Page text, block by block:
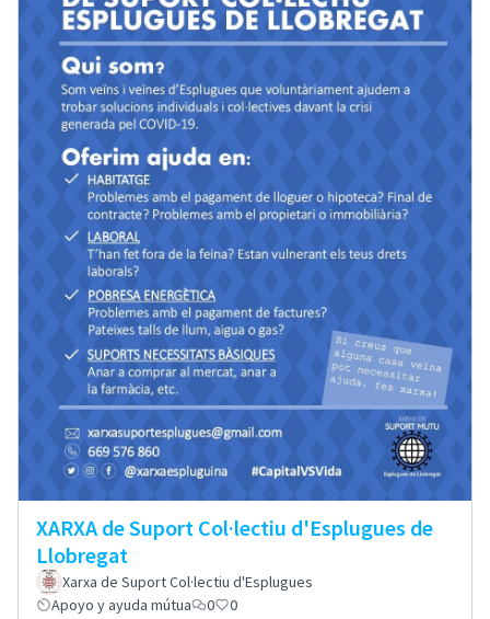
XARXA de Suport Col·lectiu d'Esplugues de
Llobregat
Xarxa de Suport Col·lectiu d'Esplugues
Apoyo y ayuda mútua
0 0